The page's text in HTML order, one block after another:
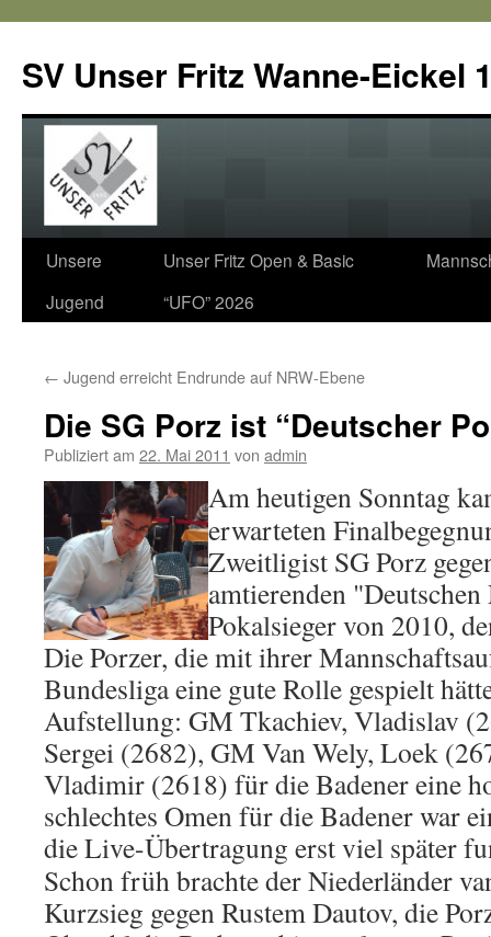
SV Unser Fritz Wanne-Eickel
Zum
Inhalt
Unsere
Jugend
Unser Fritz Open & Basic
“UFO” 2026
← Jugend erreicht Endrunde auf NRW-Ebene
Die SG Porz ist “Deutscher
Publiziert am 22. Mai 2011 von admin
Amheutigen Sonntag
erwarteten
Zweitligist SG Porz
amtierenden
Pokalsieger von 2010,
Die Porzer, die mit ihrer
Bundesliga eine gute Rolle gespielt
Aufstellung: GM Tkachiev, Vladislav
Sergei (2682), GM Van Wely, Loek
Vladimir (2618) für die Badener eine
schlechtes Omen für die Badener war
die Live-Übertragung erst viel später
Schon früh brachte der Niederländer
Kurzsieg gegen Rustem Dautov, die